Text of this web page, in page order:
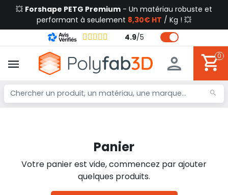
💥 Forshape PETG Premium - Un matériau robuste et
performant à seulement 8,30€ HT / Kg ! 💥
4.9/5
0
Panier
Votre panier est vide, commencez par ajouter
quelques produits.